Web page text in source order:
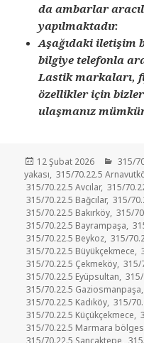
da ambarlar
yapılmaktadır.
Aşağıdaki iletişim
bilgiye telefonla
Lastik markaları,
özellikler için
ulaşmanız
Yayın
tarihi
12 Şubat 2026 315/
yakası, 315/70.22.5
315/70.22.5 Avcılar, 315/
315/70.22.5 Bağcılar, 315/
315/70.22.5 Bakırköy, 315/
315/70.22.5 Bayrampaşa,
315/70.22.5 Beykoz, 315/
315/70.22.5 Büyükçekmece,
315/70.22.5 Çekmeköy, 315/
315/70.22.5 Eyüpsultan,
315/70.22.5 Gaziosmanpaşa,
315/70.22.5 Kadıköy, 315/
315/70.22.5 Küçükçekmece,
315/70.22.5 Marmara